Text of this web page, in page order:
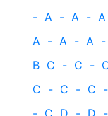
- A - A - A
A - A - A -
B C - C -
C - C - C -